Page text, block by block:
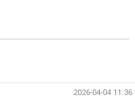
2026-04-04 11:36